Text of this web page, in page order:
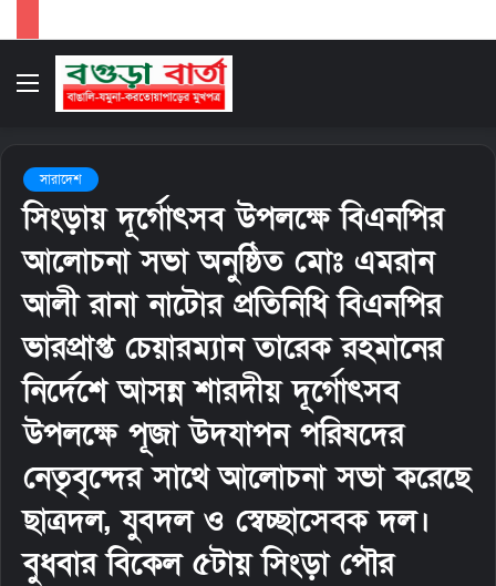
Menu
সারাদেশ
সিংড়ায় দূর্গোৎসব উপলক্ষে বিএনপির
আলোচনা সভা অনুষ্ঠিত মোঃ এমরান
আলী রানা নাটোর প্রতিনিধি বিএনপির
ভারপ্রাপ্ত চেয়ারম্যান তারেক রহমানের
নির্দেশে আসন্ন শারদীয় দূর্গোৎসব
উপলক্ষে পূজা উদযাপন পরিষদের
নেতৃবৃন্দের সাথে আলোচনা সভা করেছে
ছাত্রদল, যুবদল ও স্বেচ্ছাসেবক দল।
বুধবার বিকেল ৫টায় সিংড়া পৌর